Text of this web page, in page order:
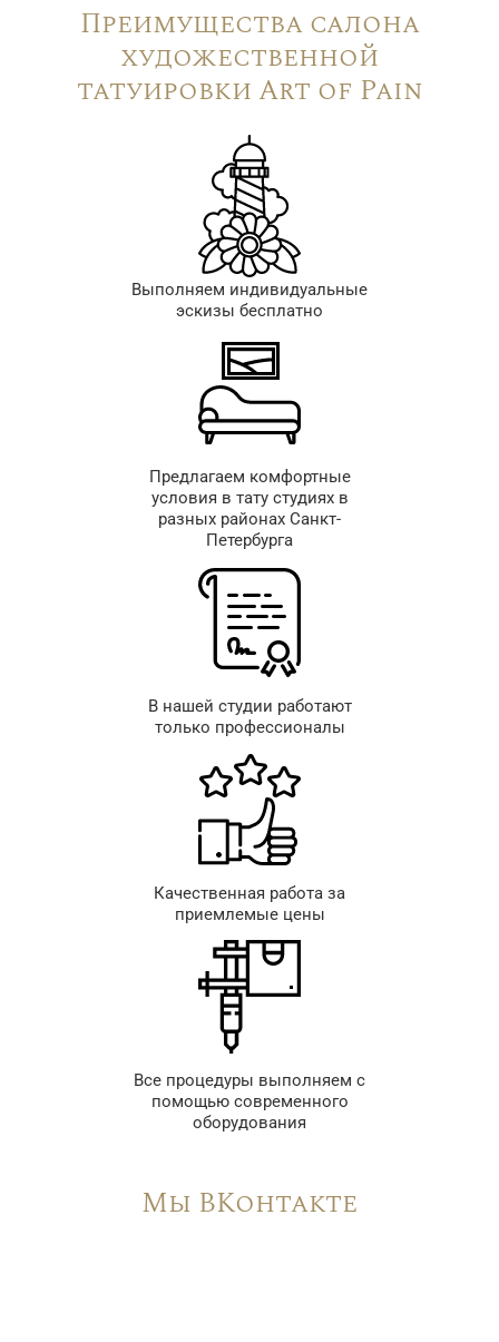
Преимущества салона
художественной
татуировки Art of Pain
Выполняем индивидуальные
эскизы бесплатно
Предлагаем комфортные
условия в тату студиях в
разных районах Санкт-
Петербурга
В нашей студии работают
только профессионалы
Качественная работа за
приемлемые цены
Все процедуры выполняем с
помощью современного
оборудования
Мы ВКонтакте